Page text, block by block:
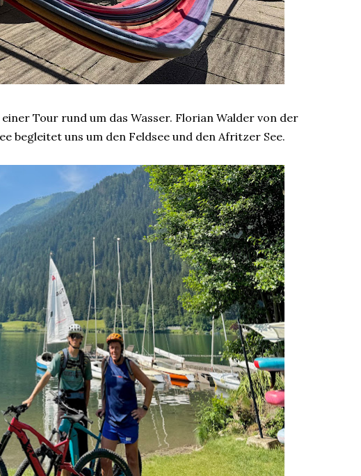
Tour rund um das Wasser. Florian Walder von der
begleitet uns um den Feldsee und den Afritzer See.